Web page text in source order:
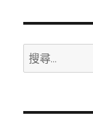
鍵
字:
搜
尋
鍵